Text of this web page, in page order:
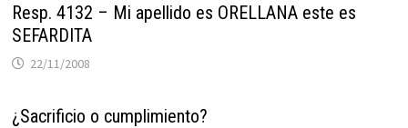
Resp. 4132 – Mi apellido es ORELLANA este es
SEFARDITA
22/11/2008
¿Sacrificio o cumplimiento?